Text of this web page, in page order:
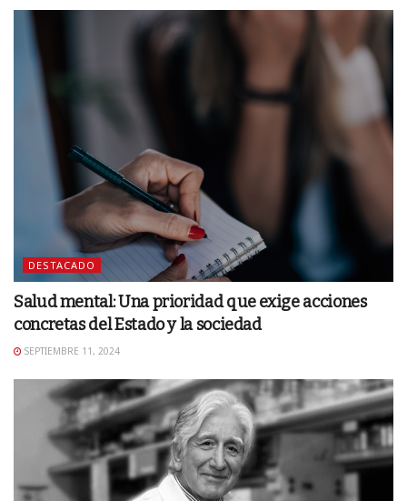
DESTACADO
Salud mental: Una prioridad que exige acciones
concretas del Estado y la sociedad
SEPTIEMBRE 11, 2024